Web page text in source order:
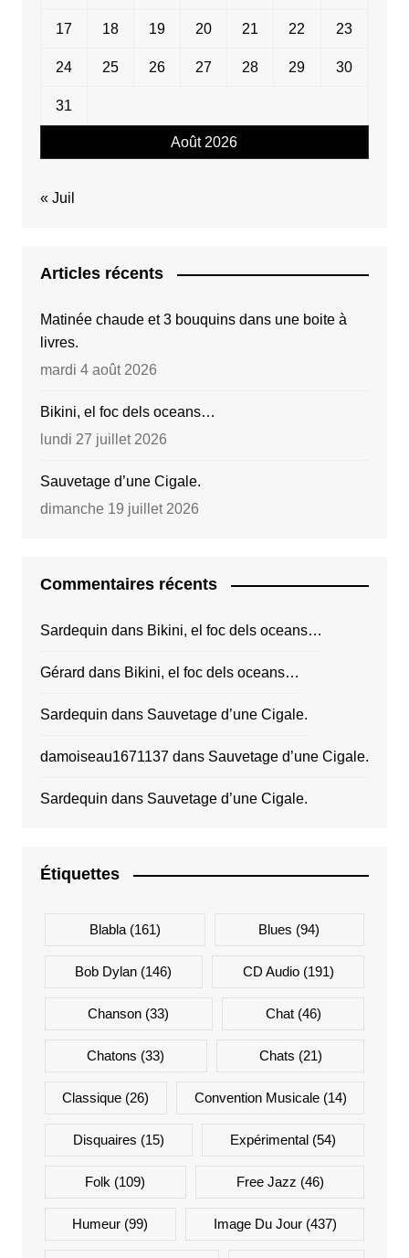
Août 2026
17 18 19 20 21 22 23
24 25 26 27 28 29 30
31
« Juil
Articles récents
Matinée chaude et 3 bouquins dans une boite à
livres.
mardi 4 août 2026
Bikini, el foc dels oceans…
lundi 27 juillet 2026
Sauvetage d’une Cigale.
dimanche 19 juillet 2026
Commentaires récents
Sardequin dans Bikini, el foc dels oceans…
Gérard dans Bikini, el foc dels oceans…
Sardequin dans Sauvetage d’une Cigale.
damoiseau1671137dans Sauvetage d’une Cigale.
Sardequin dans Sauvetage d’une Cigale.
Étiquettes
Blabla(161) Blues (94)
Bob Dylan (146) CD Audio(191)
Chanson (33) Chat(46)
Chatons (33) Chats (21)
Classique (26) Convention Musicale(14)
Disquaires (15) Expérimental (54)
Folk (109) Free Jazz (46)
Humeur (99) Image Du Jour(437)